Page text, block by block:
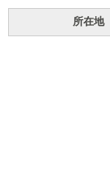
所在地